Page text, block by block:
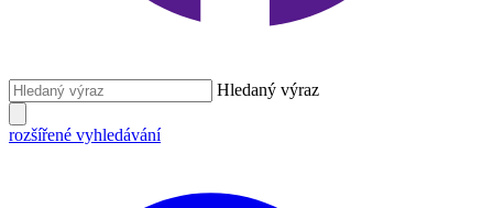
Hledaný výraz
rozšířené vyhledávání